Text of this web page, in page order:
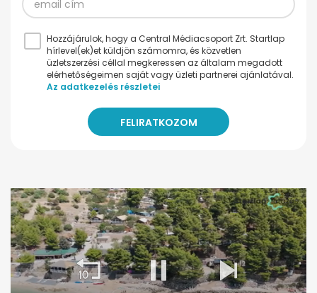
Hozzájárulok, hogy a Central Médiacsoport Zrt. Startlap
hírlevel(ek)et küldjön számomra, és közvetlen
üzletszerzési céllal megkeressen az általam megadott
elérhetőségeimen saját vagy üzleti partnerei ajánlatával.
Az adatkezelés részletei